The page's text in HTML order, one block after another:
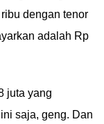
dengan tenor
adalah Rp
juta yang
saja, geng. Dan